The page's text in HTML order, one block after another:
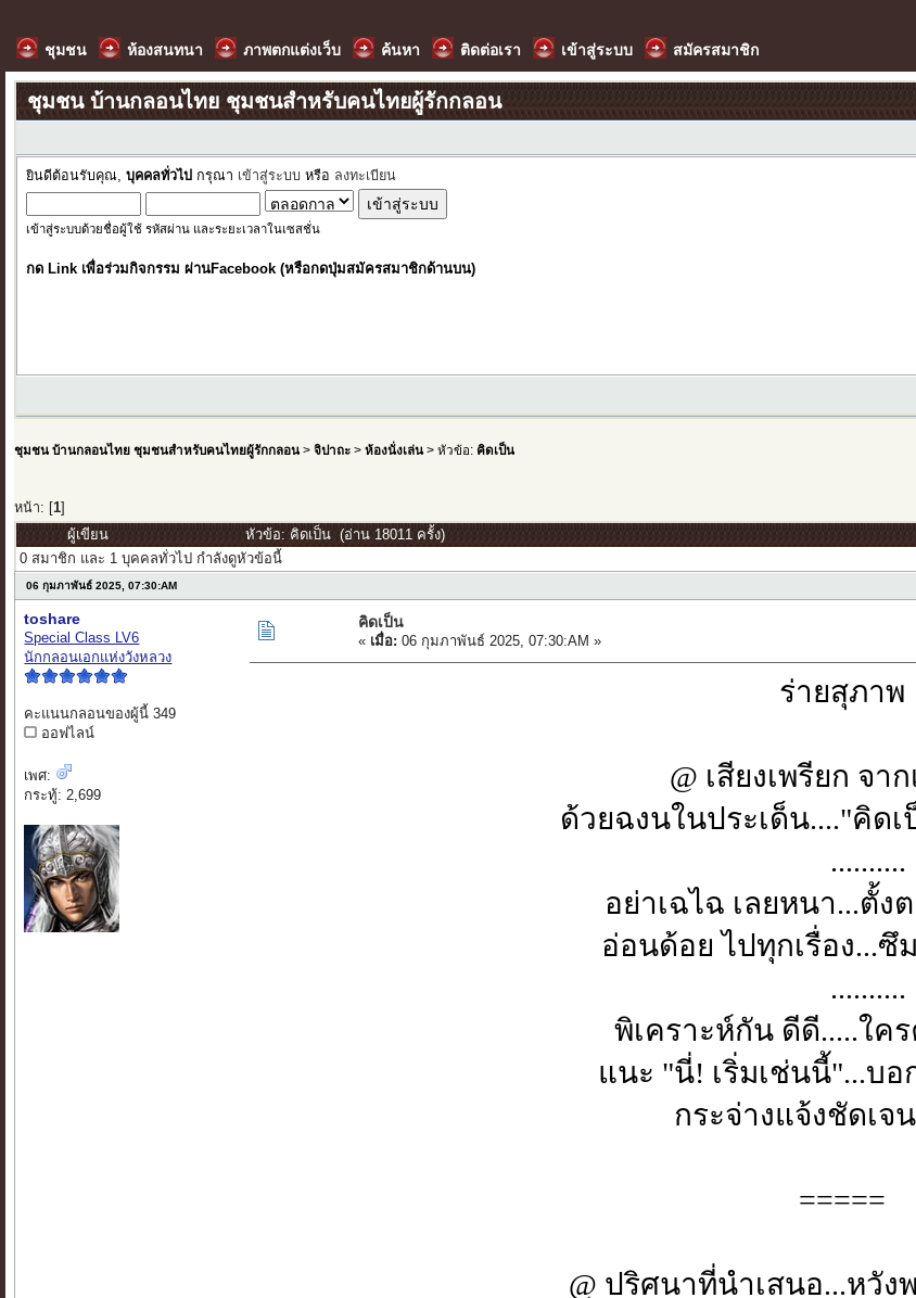
ชุมชน ห้องสนทนา ภาพตกแต่งเว็บ ค้นหา ติดต่อเรา เข้าสู่ระบบ สมัครสมาชิก
ชุมชน บ้านกลอนไทย ชุมชนสำหรับคนไทยผู้รักกลอน
ยินดีต้อนรับคุณ,บุคคลทั่วไป กรุณา เข้าสู่ระบบ หรือ ลงทะเบียน
เข้าสู่ระบบด้วยชื่อผู้ใช้ รหัสผ่าน และระยะเวลาในเซสชั่น
กด Link เพื่อร่วมกิจกรรม ผ่านFacebook (หรือกดปุ่มสมัครสมาชิกด้านบน)
ชุมชน บ้านกลอนไทย ชุมชนสำหรับคนไทยผู้รักกลอน >จิปาถะ >ห้องนั่งเล่น > หัวข้อ: คิดเป็น
หน้า: [1
ผู้เขียน
หัวข้อ: คิดเป็น (อ่าน 18011 ครั้ง)
0 สมาชิก และ 1 บุคคลทั่วไป กำลังดูหัวข้อนี้
06 กุมภาพันธ์ 2025, 07:30:AM
toshare
Special Class LV6
นักกลอนเอกแห่งวังหลวง
คะแนนกลอนของผู้นี้ 349
ออฟไลน์
เพศ:
กระทู้: 2,699
คิดเป็น
« เมื่อ: 06 กุมภาพันธ์ 2025, 07:30:AM »
ร่ายสุภาพ
@ เสียงเพรียก จา
ด้วยฉงนในประเด็น...."คิดเ
..........
อย่าเฉไฉ เลยหนา...ตั้ง
อ่อนด้อย ไปทุกเรื่อง...ซึ
..........
พิเคราะห์กัน ดีดี.....ใค
แนะ "นี่! เริ่มเช่นนี้"...บ
กระจ่างแจ้งชัดเจ
=====
@ ปริศนาที่นำเสนอ...หวัง